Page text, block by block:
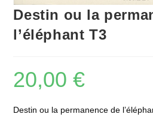
Destin ou la
l’éléphant T3
20,00€
Destin ou la permanence de